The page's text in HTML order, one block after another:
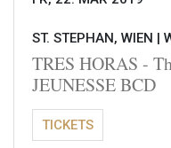
ST. STEPHAN, WIEN |
TRES HORAS -
JEUNESSE BCD
TICKETS